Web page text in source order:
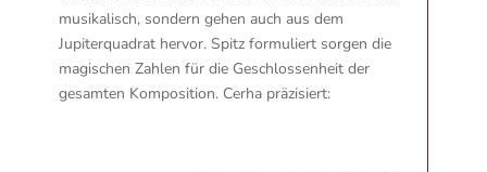
musikalisch, sondern gehen auch aus dem
Jupiterquadrat hervor. Spitz formuliert sorgen die
magischen Zahlen für die Geschlossenheit der
gesamten Komposition. Cerha präzisiert: